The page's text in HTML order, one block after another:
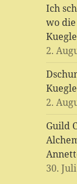
Ich
wo
2.
2.
Guild
30.